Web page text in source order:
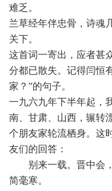
难乏。
兰草经年伴忠骨，
关下。
这首词一寄出，应
分都已散失。记得闫恒
家？”的句子。
一九六九年下半年
南、甘肃、山西，辗转
个朋友家轮流栖身。这
友们的回答：
 别来一载。晋
简毫寒。